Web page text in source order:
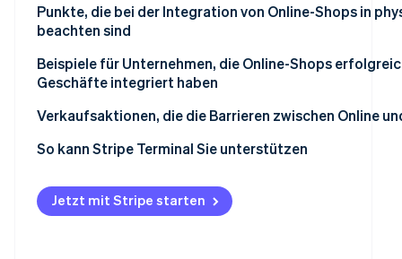
Bekleidung
Vorteile für Kundinnen und Kunden
Punkte, die bei der Integration von Online-Shops in
beachten sind
Integration erfordert eine sorgfältige Umsetzung in
Berücksichtigen Sie das Gleichgewicht zwischen dem
physischen Geschäft
Verbesserung der Online-Shop-Nutzungsquote
Beispiele für Unternehmen, die Online-Shops
Geschäfte integriert haben
UNIQLO
Kohnan
Verkaufsaktionen, die die Barrieren zwischen Online
So kann Stripe Terminal Sie unterstützen
Jetzt mit Stripe starten